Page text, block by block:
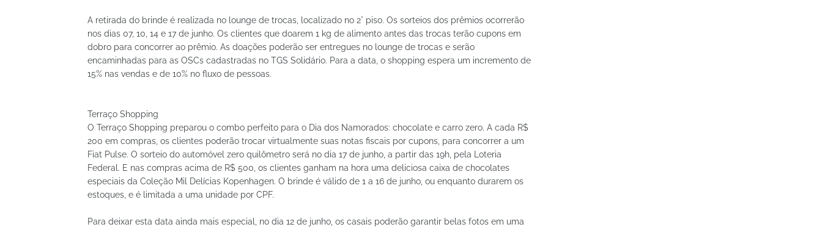
A retirada do brinde é realizada no lounge de trocas, localizado no 2° piso. Os sorteios dos prêmios ocorrerão
nos dias 07, 10, 14 e 17 de junho. Os clientes que doarem 1 kg de alimento antes das trocas terão cupons em
dobro para concorrer ao prêmio. As doações poderão ser entregues no lounge de trocas e serão
encaminhadas para as OSCs cadastradas no TGS Solidário. Para a data, o shopping espera um incremento de
15% nas vendas e de 10% no fluxo de pessoas.
Terraço Shopping
O Terraço Shopping preparou o combo perfeito para o Dia dos Namorados: chocolate e carro zero. A cada R$
200 em compras, os clientes poderão trocar virtualmente suas notas fiscais por cupons, para concorrer a um
Fiat Pulse. O sorteio do automóvel zero quilômetro será no dia 17 de junho, a partir das 19h, pela Loteria
Federal. E nas compras acima de R$ 500, os clientes ganham na hora uma deliciosa caixa de chocolates
especiais da Coleção Mil Delícias Kopenhagen. O brinde é válido de 1 a 16 de junho, ou enquanto durarem os
estoques, e é limitada a uma unidade por CPF.
Para deixar esta data ainda mais especial, no dia 12 de junho, os casais poderão garantir belas fotos em uma